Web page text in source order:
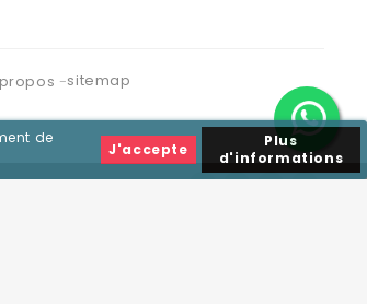
de
J'accepte
Plus
d'informations
sitemap